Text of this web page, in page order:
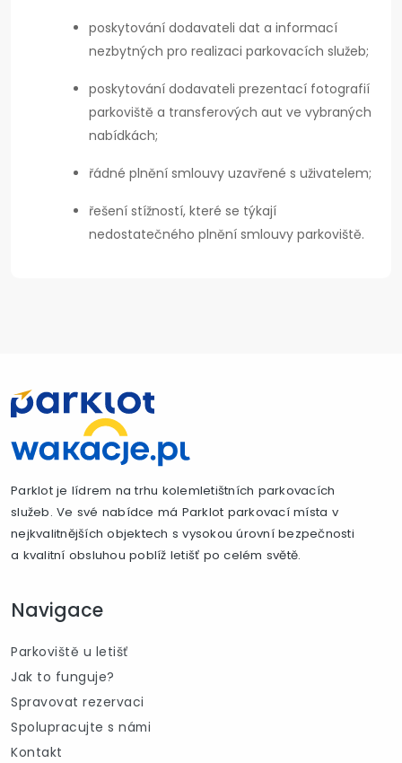
poskytování dodavateli dat a informací
nezbytných pro realizaci parkovacích služeb;
poskytování dodavateli prezentací fotografií
parkoviště a transferových aut ve vybraných
nabídkách;
řádné plnění smlouvy uzavřené s uživatelem;
řešení stížností, které se týkají
nedostatečného plnění smlouvy parkoviště.
Parklot je lídrem na trhu kolemletištních parkovacích
služeb. Ve své nabídce má Parklot parkovací místa v
nejkvalitnějších objektech s vysokou úrovní bezpečnosti
a kvalitní obsluhou poblíž letišť po celém světě.
Navigace
Parkoviště u letišť
Jak to funguje?
Spravovat rezervaci
Spolupracujte s námi
Kontakt